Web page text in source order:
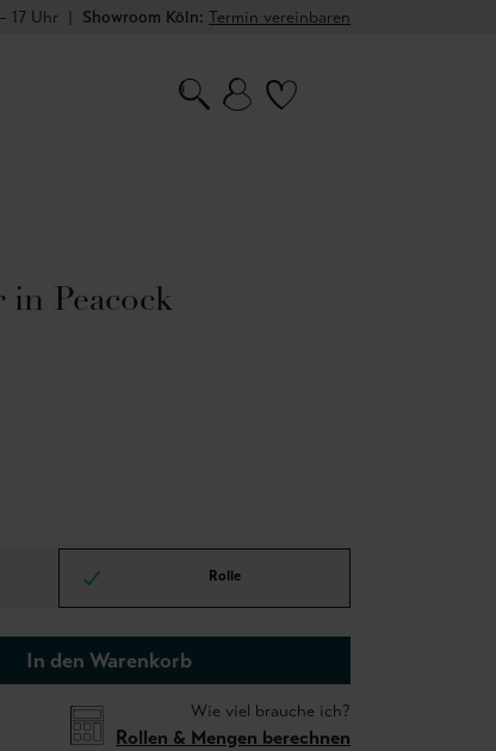
17 Uhr | Showroom Köln: Termin vereinbaren
in Peacock
Rolle
In den Warenkorb
Wie viel brauche ich?
Rollen & Mengen berechnen